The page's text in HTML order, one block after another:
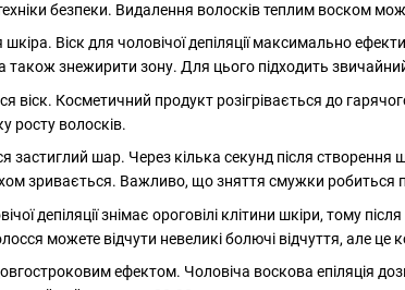
безпеки. Видалення волосків теплим воском
шкіра. Віск для чоловічої депіляції максимально
також знежирити зону. Для цього підходить
віск. Косметичний продукт розігрівається до
росту волосків.
застиглий шар. Через кілька секунд після
зривається. Важливо, що зняття смужки робиться
депіляції знімає ороговілі клітини шкіри, тому
можете відчути невеликі болючі відчуття, але
ефектом. Чоловіча воскова епіляція